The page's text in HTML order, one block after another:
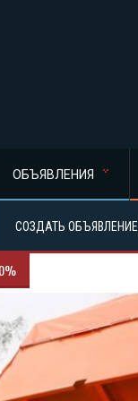
ОБЪЯВЛЕНИЯ
СОЗДАТЬ ОБЪЯВЛЕНИЕ